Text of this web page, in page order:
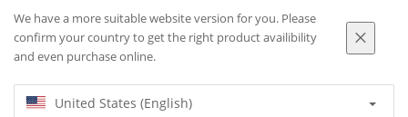
We have a more suitable website version for you. Please
confirm your country to get the right product availibility
and even purchase online.
United States (English)